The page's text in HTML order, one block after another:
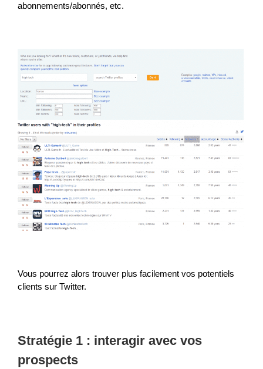
abonnements/abonnés, etc.
Vous pourrez alors trouver plus facilement vos potentiels
clients sur Twitter.
Stratégie 1 : interagir avec vos
prospects